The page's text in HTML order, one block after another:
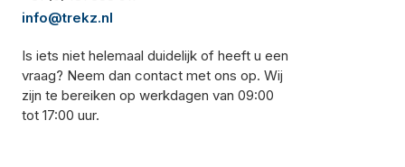
info@trekz.nl
Is iets niet helemaal duidelijk of heeft u een
vraag? Neem dan contact met ons op. Wij
zijn te bereiken op werkdagen van 09:00
tot 17:00 uur.